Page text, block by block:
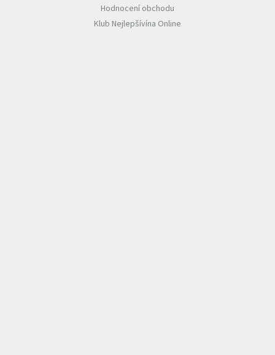
Hodnocení obchodu
Klub Nejlepšívína Online